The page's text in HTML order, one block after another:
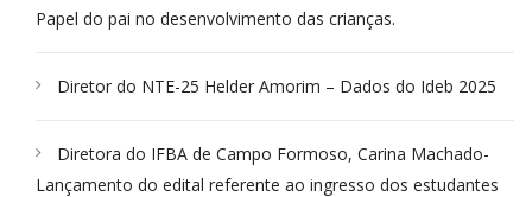
Papel do pai no desenvolvimento das crianças.
Diretor do NTE-25 Helder Amorim – Dados do Ideb 2025
Diretora do IFBA de Campo Formoso, Carina Machado-
Lançamento do edital referente ao ingresso dos estudantes